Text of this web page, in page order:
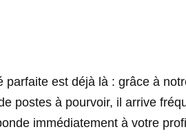
parfaite est déjà là : grâce à
postes à pourvoir, il arrive
immédiatement à votre